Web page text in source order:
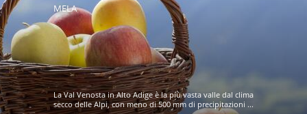
MELA
La Val Venosta in Alto Adige è la più vasta valle dal clima
secco delle Alpi, con meno di 500 mm di precipitazioni ...